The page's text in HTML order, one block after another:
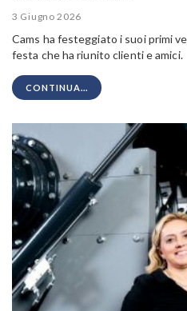
3 Giugno 2026
Cams ha festeggiato i suoi primi
festa che ha riunito clienti e amici.
CONTINUA...